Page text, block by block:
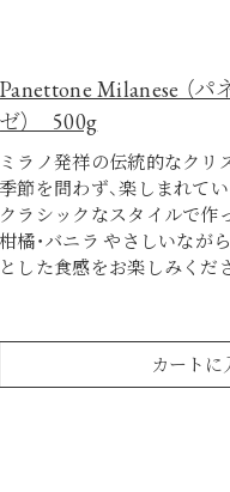
Panettone Milanese （
ゼ） 500g
ミラノ発祥の伝統的なクリ
季節を問わず、楽しまれて
クラシックなスタイルで作
柑橘・バニラ やさしいなが
とした食感をお楽しみくだ
カートに